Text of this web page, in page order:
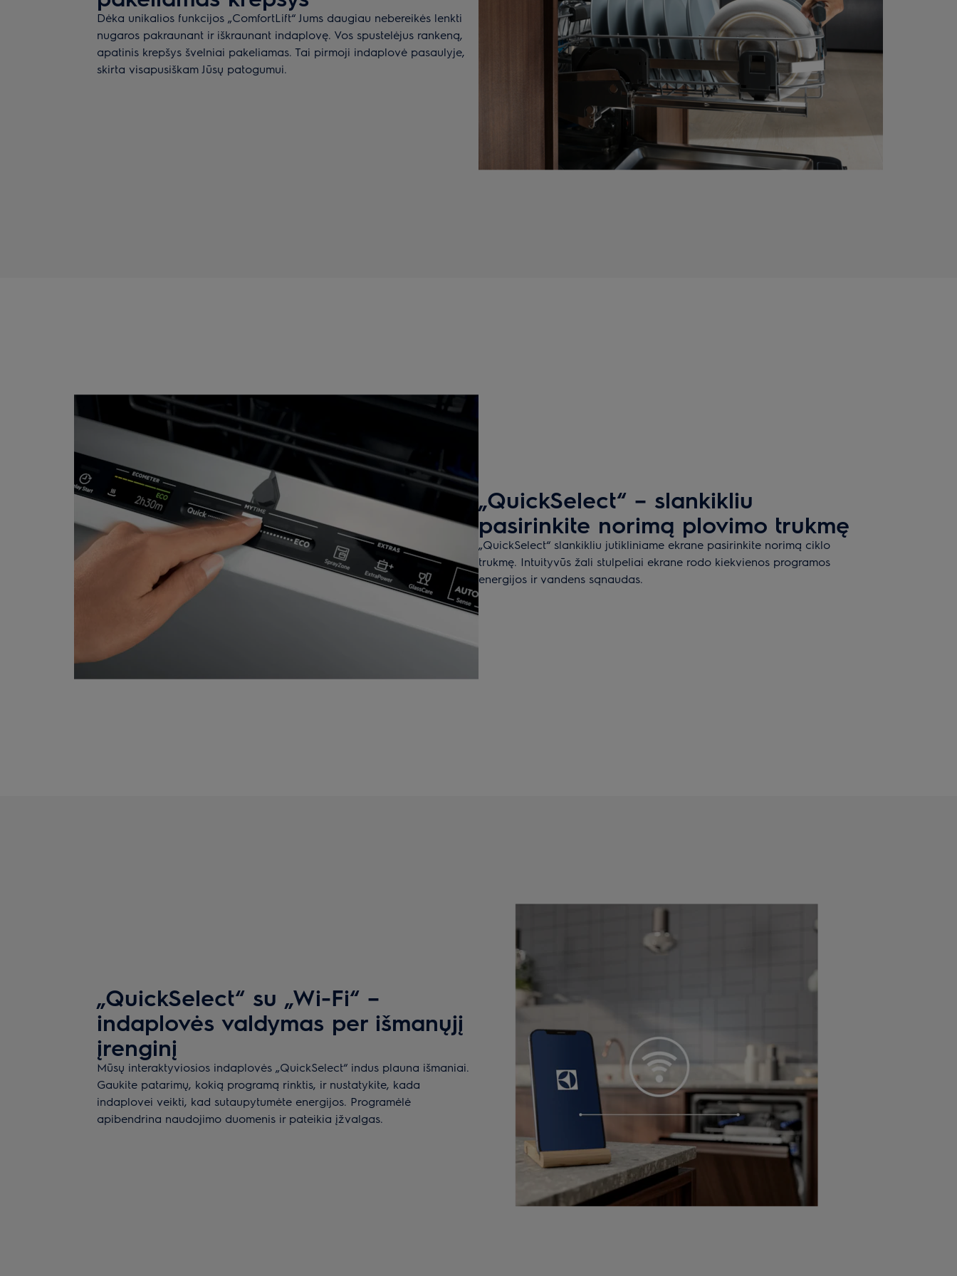
Dėka unikalios funkcijos „ComfortLift“ Jums daugiau nebereikės lenkti
nugaros pakraunant ir iškraunant indaplovę. Vos spustelėjus rankeną,
apatinis krepšys švelniai pakeliamas. Tai pirmoji indaplovė pasaulyje,
skirta visapusiškam Jūsų patogumui.
„QuickSelect“ – slankikliu
pasirinkite norimą plovimo trukmę
„QuickSelect“ slankikliu jutikliniame ekrane pasirinkite norimą ciklo
trukmę. Intuityvūs žali stulpeliai ekrane rodo kiekvienos programos
energijos ir vandens sąnaudas.
„QuickSelect“ su „Wi-Fi“ –
indaplovės valdymas per išmanųjį
įrenginį
Mūsų interaktyviosios indaplovės „QuickSelect“ indus plauna išmaniai.
Gaukite patarimų, kokią programą rinktis, ir nustatykite, kada
indaplovei veikti, kad sutaupytumėte energijos. Programėlė
apibendrina naudojimo duomenis ir pateikia įžvalgas.